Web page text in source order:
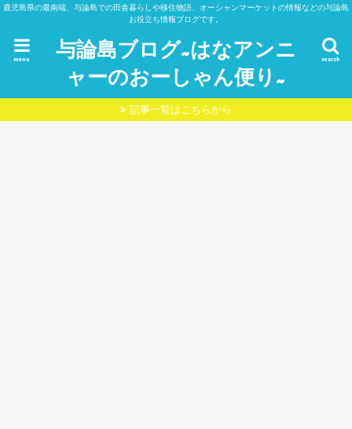
鹿児島県の最南端、与論島での田舎暮らしや移住物語、オーシャンマーケットの情報などの与論島
お役立ち情報ブログです。
与論島ブログ~はなアンニ
ャーのおーしゃん便り~
search
menu
記事一覧はこちらから